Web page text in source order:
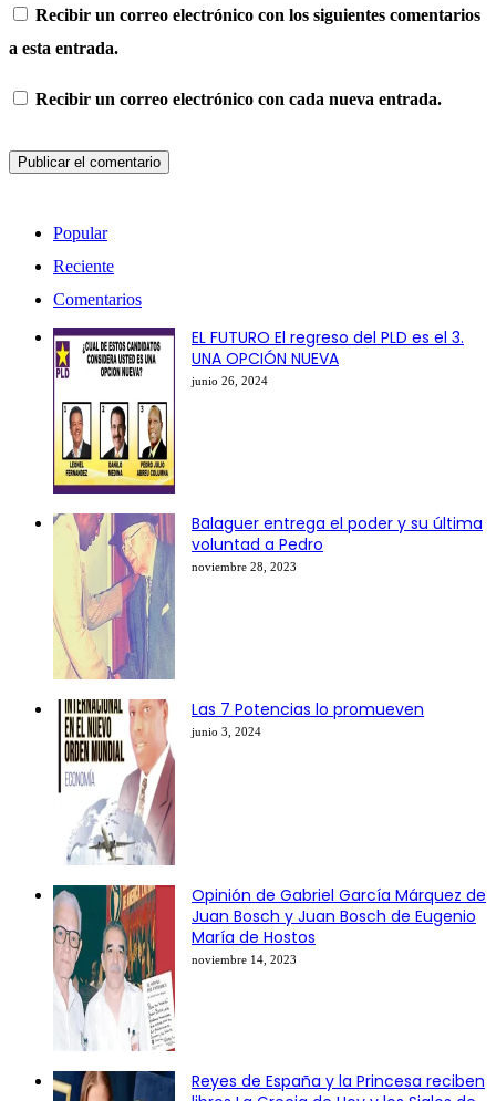
Recibir un correo electrónico con los siguientes comentarios
a esta entrada.
Recibir un correo electrónico con cada nueva entrada.
Popular
Reciente
Comentarios
EL FUTURO El regreso del PLD es el 3.
UNA OPCIÓN NUEVA
junio 26, 2024
Balaguer entrega el poder y su última
voluntad a Pedro
noviembre 28, 2023
Las 7 Potencias lo promueven
junio 3, 2024
Opinión de Gabriel García Márquez de
Juan Bosch y Juan Bosch de Eugenio
María de Hostos
noviembre 14, 2023
Reyes de España y la Princesa reciben